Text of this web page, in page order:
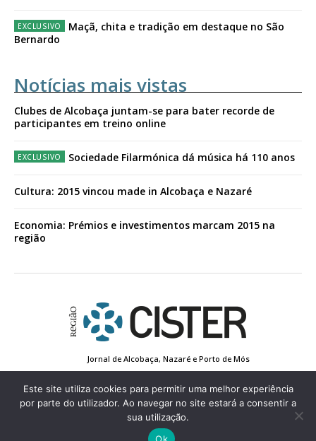
Maçã, chita e tradição em destaque no São
Bernardo
Notícias mais vistas
Clubes de Alcobaça juntam-se para bater recorde de
participantes em treino online
Sociedade Filarmónica dá música há 110 anos
Cultura: 2015 vincou made in Alcobaça e Nazaré
Economia: Prémios e investimentos marcam 2015 na
região
Jornal de Alcobaça, Nazaré e Porto de Mós
Estatuto Editorial
Contactos
Política de Privacidade
Conta de Registo
Edição Impressa
© 2022 Região de Cister - Todos os direitos reservados.
Este site utiliza cookies para permitir uma melhor experiência
por parte do utilizador. Ao navegar no site estará a consentir a
sua utilização.
Ok